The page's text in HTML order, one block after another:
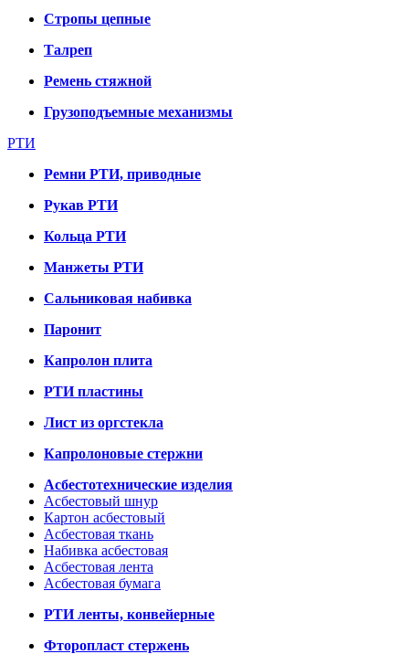
Стропы цепные
Талреп
Ремень стяжной
Грузоподъемные механизмы
РТИ
Ремни РТИ, приводные
Рукав РТИ
Кольца РТИ
Манжеты РТИ
Сальниковая набивка
Паронит
Капролон плита
РТИ пластины
Лист из оргстекла
Капролоновые стержни
Асбестотехнические изделия
Асбестовый шнур
Картон асбестовый
Асбестовая ткань
Набивка асбестовая
Асбестовая лента
Асбестовая бумага
РТИ ленты, конвейерные
Фторопласт стержень